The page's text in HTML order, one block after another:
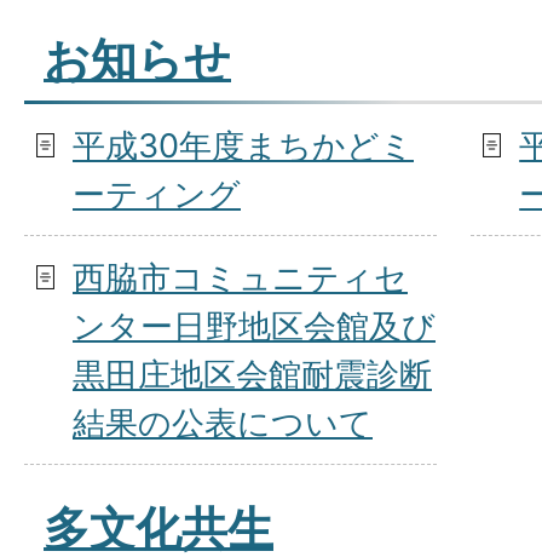
お知らせ
平成30年度まちかどミ
ーティング
西脇市コミュニティセ
ンター日野地区会館及び
黒田庄地区会館耐震診断
結果の公表について
多文化共生